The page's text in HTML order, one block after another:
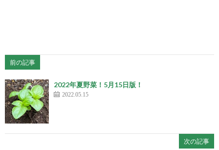
前の記事
2022年夏野菜！5月15日版！
2022.05.15
次の記事